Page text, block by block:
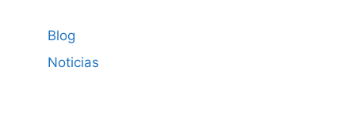
Blog
Noticias